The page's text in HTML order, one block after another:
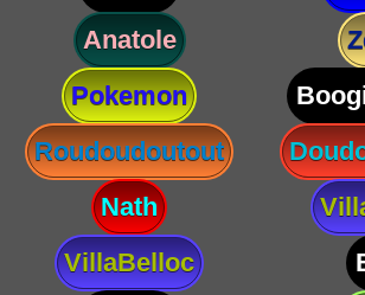
Anatole
Pokemon
Roudoudoutout
Nath
VillaBelloc